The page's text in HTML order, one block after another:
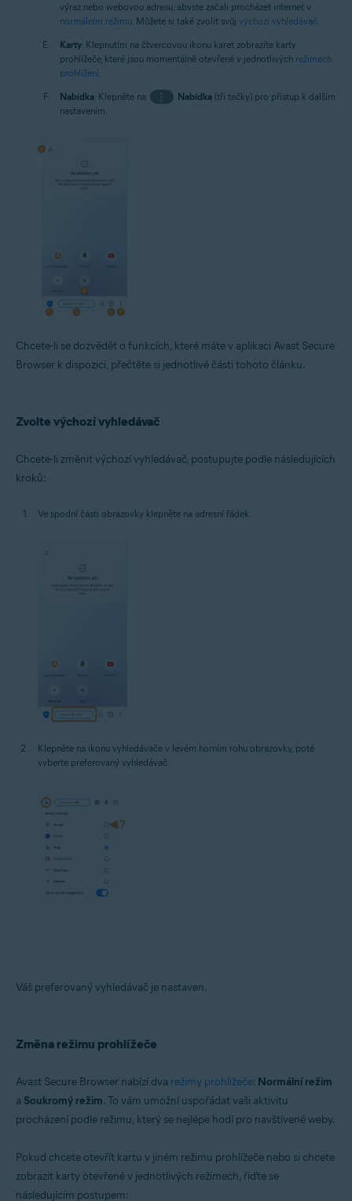
výraz nebo webovou adresu, abyste začali procházet internet v
normálním režimu. Můžete si také zvolit svůj výchozí vyhledávač.
Karty: Klepnutím na čtvercovou ikonu karet zobrazíte karty
prohlížeče, které jsou momentálně otevřené v jednotlivých režimech
prohlížení.
Nabídka: Klepněte na ⋮ Nabídka(tři tečky) pro přístup k dalším
nastavením.
Chcete-li se dozvědět o funkcích, které máte v aplikaci Avast Secure
Browser k dispozici, přečtěte si jednotlivé části tohoto článku.
Zvolte výchozí vyhledávač
Chcete-li změnit výchozí vyhledávač, postupujte podle následujících
kroků:
Ve spodní části obrazovky klepněte na adresní řádek.
Klepněte na ikonu vyhledávače v levém horním rohu obrazovky, poté
vyberte preferovaný vyhledávač.
Váš preferovaný vyhledávač je nastaven.
Změna režimu prohlížeče
Avast Secure Browser nabízí dva režimy prohlížeče: Normální režim
a Soukromý režim. To vám umožní uspořádat vaši aktivitu
procházení podle režimu, který se nejlépe hodí pro navštívené weby.
Pokud chcete otevřít kartu v jiném režimu prohlížeče nebo si chcete
zobrazit karty otevřené v jednotlivých režimech, řiďte se
následujícím postupem: